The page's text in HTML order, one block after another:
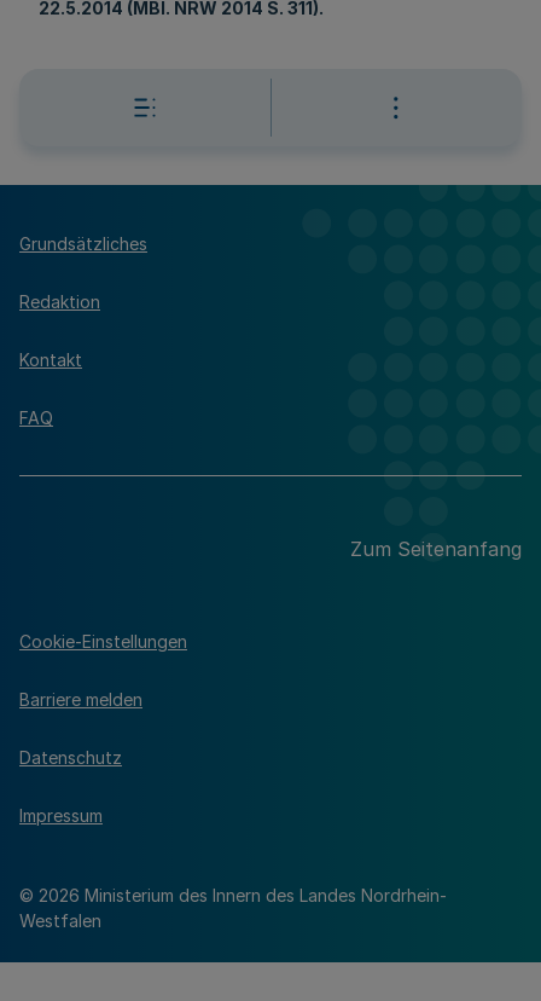
22.5.2014 (MBl. NRW 2014 S. 311).
Grundsätzliches
Redaktion
Kontakt
FAQ
Zum Seitenanfang
© 2026 Ministerium des Innern des Landes Nordrhein-
Westfalen
Cookie-Einstellungen
Barriere melden
Datenschutz
Impressum